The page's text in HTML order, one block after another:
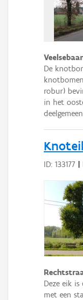
De
robur)
in het
ID: 133177 |
Deze eik
met een